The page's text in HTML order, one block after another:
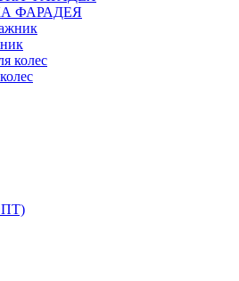
ФАРАДЕЯ